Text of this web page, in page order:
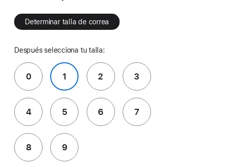
Determinar talla de correa
Después selecciona tu talla:
0 1 2 3
4 5 6 7
8 9